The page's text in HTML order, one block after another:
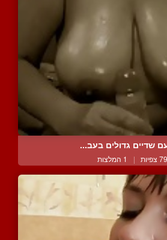
שדיים גדולים בעב...
| 1 המלצות